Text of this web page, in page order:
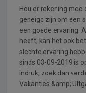
Hou er rekening
geneigd zijn om een
een goede ervaring.
heeft, kan het ook
slechte ervaring
sinds 03-09-2019 is
indruk, zoek dan
Vakanties &amp;